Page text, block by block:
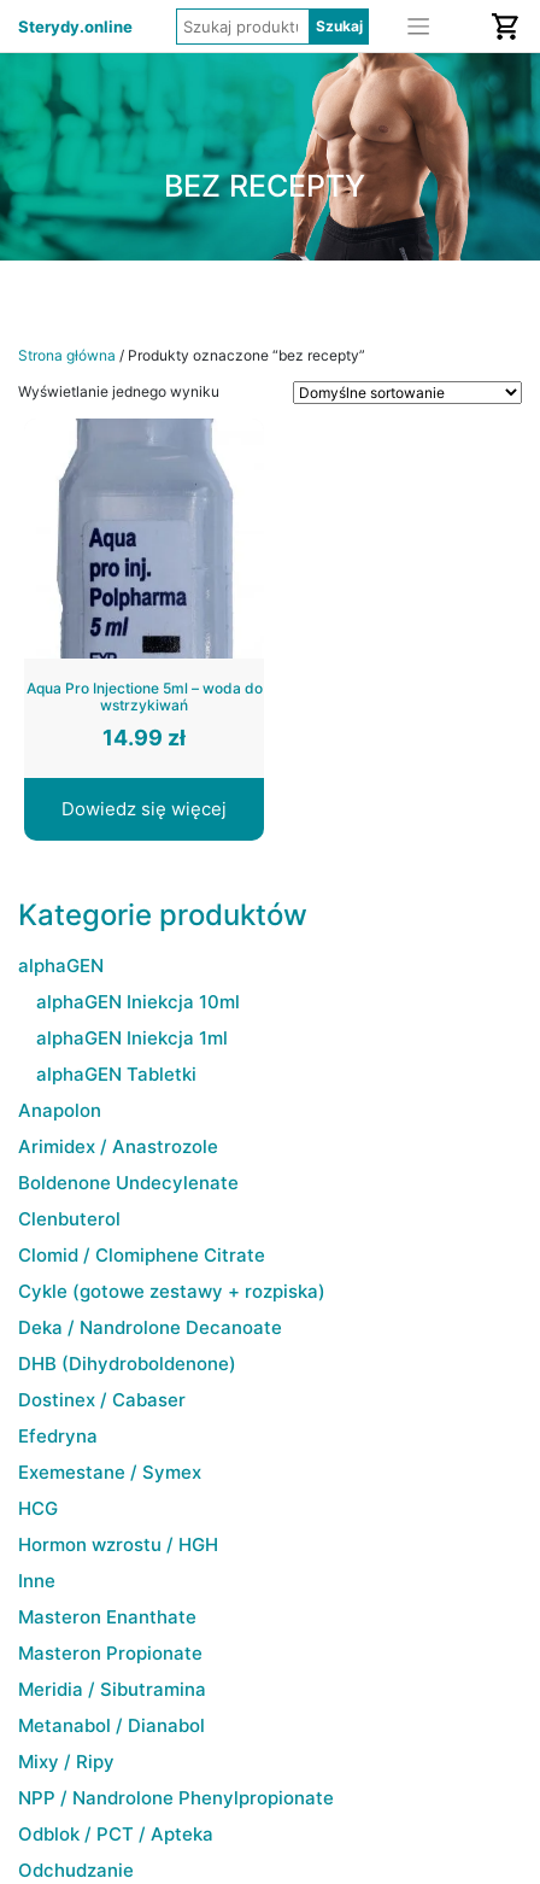
Sterydy.online
BEZ RECEPTY
Strona główna / Produkty oznaczone “bez recepty”
Wyświetlanie jednego wyniku
Aqua Pro Injectione 5ml – woda do
wstrzykiwań
14.99 zł
Dowiedz się więcej
Kategorie produktów
alphaGEN
alphaGEN Iniekcja 10ml
alphaGEN Iniekcja 1ml
alphaGEN Tabletki
Anapolon
Arimidex / Anastrozole
Boldenone Undecylenate
Clenbuterol
Clomid / Clomiphene Citrate
Cykle (gotowe zestawy + rozpiska)
Deka / Nandrolone Decanoate
DHB (Dihydroboldenone)
Dostinex / Cabaser
Efedryna
Exemestane / Symex
HCG
Hormon wzrostu / HGH
Inne
Masteron Enanthate
Masteron Propionate
Meridia / Sibutramina
Metanabol / Dianabol
Mixy / Ripy
NPP / Nandrolone Phenylpropionate
Odblok / PCT / Apteka
Odchudzanie